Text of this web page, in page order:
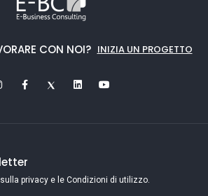
CON NOI? INIZIA UN PROGETTO
privacy e le Condizioni di utilizzo.